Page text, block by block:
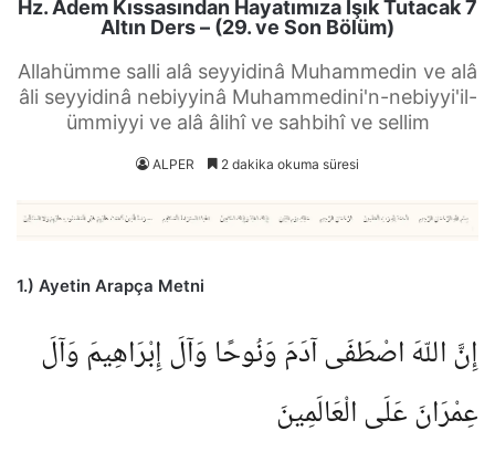
Hz. Adem Kıssasından Hayatımıza Işık Tutacak 7
Altın Ders – (29. ve Son Bölüm)
Allahümme salli alâ seyyidinâ Muhammedin ve alâ
âli seyyidinâ nebiyyinâ Muhammedini'n-nebiyyi'il-
ümmiyyi ve alâ âlihî ve sahbihî ve sellim
ALPER 2 dakika okuma süresi
1.) Ayetin Arapça Metni
إِنَّ اللّهَ اصْطَفَى آدَمَ وَنُوحًا وَآلَ إِبْرَاهِيمَ وَآلَ
عِمْرَانَ عَلَى الْعَالَمِينَ